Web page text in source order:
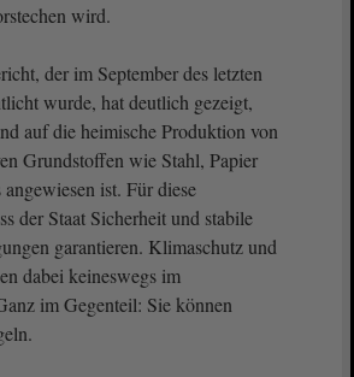
wird.
der im September des letzten
wurde, hat deutlich gezeigt,
auf die heimische Produktion von
Grundstoffen wie Stahl, Papier
ist. Für diese
der Staat Sicherheit und stabile
garantieren. Klimaschutz und
dabei keineswegs im
im Gegenteil: Sie können